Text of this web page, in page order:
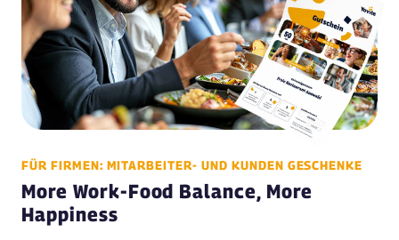
FÜR FIRMEN: MITARBEITER- UND KUNDEN GESCHENKE
More Work-Food Balance, More
Happiness